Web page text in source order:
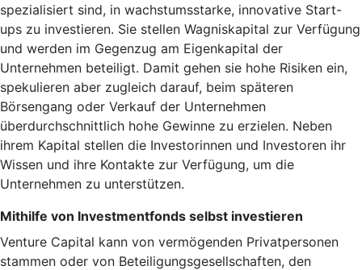
spezialisiert sind, in wachstumsstarke, innovative Start-
ups zu investieren. Sie stellen Wagniskapital zur Verfügung
und werden im Gegenzug am Eigenkapital der
Unternehmen beteiligt. Damit gehen sie hohe Risiken ein,
spekulieren aber zugleich darauf, beim späteren
Börsengang oder Verkauf der Unternehmen
überdurchschnittlich hohe Gewinne zu erzielen. Neben
ihrem Kapital stellen die Investorinnen und Investoren ihr
Wissen und ihre Kontakte zur Verfügung, um die
Unternehmen zu unterstützen.
Mithilfe von Investmentfonds selbst investieren
Venture Capital kann von vermögenden Privatpersonen
stammen oder von Beteiligungsgesellschaften, den